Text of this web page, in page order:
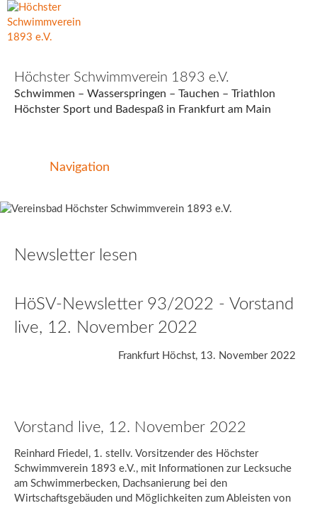
Höchster Schwimmverein 1893 e.V.
Schwimmen – Wasserspringen – Tauchen – Triathlon
Höchster Sport und Badespaß in Frankfurt am Main
Navigation
Newsletter lesen
HöSV-Newsletter 93/2022 - Vorstand
live, 12. November 2022
Frankfurt Höchst, 13. November 2022
Vorstand live, 12. November 2022
Reinhard Friedel, 1. stellv. Vorsitzender des Höchster
Schwimmverein 1893 e.V., mit Informationen zur Lecksuche
am Schwimmerbecken, Dachsanierung bei den
Wirtschaftsgebäuden und Möglichkeiten zum Ableisten von